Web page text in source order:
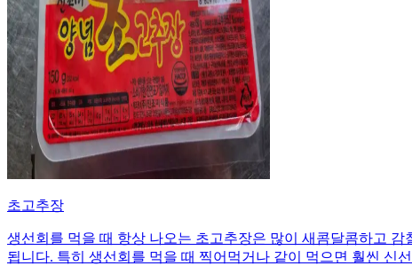
초고추장
생선회를 먹을 때 항상 나오는 초고추장은 많이 새콤달콤하고
됩니다. 특히 생선회를 먹을 때 찍어먹거나 같이 먹으면 훨씬 신